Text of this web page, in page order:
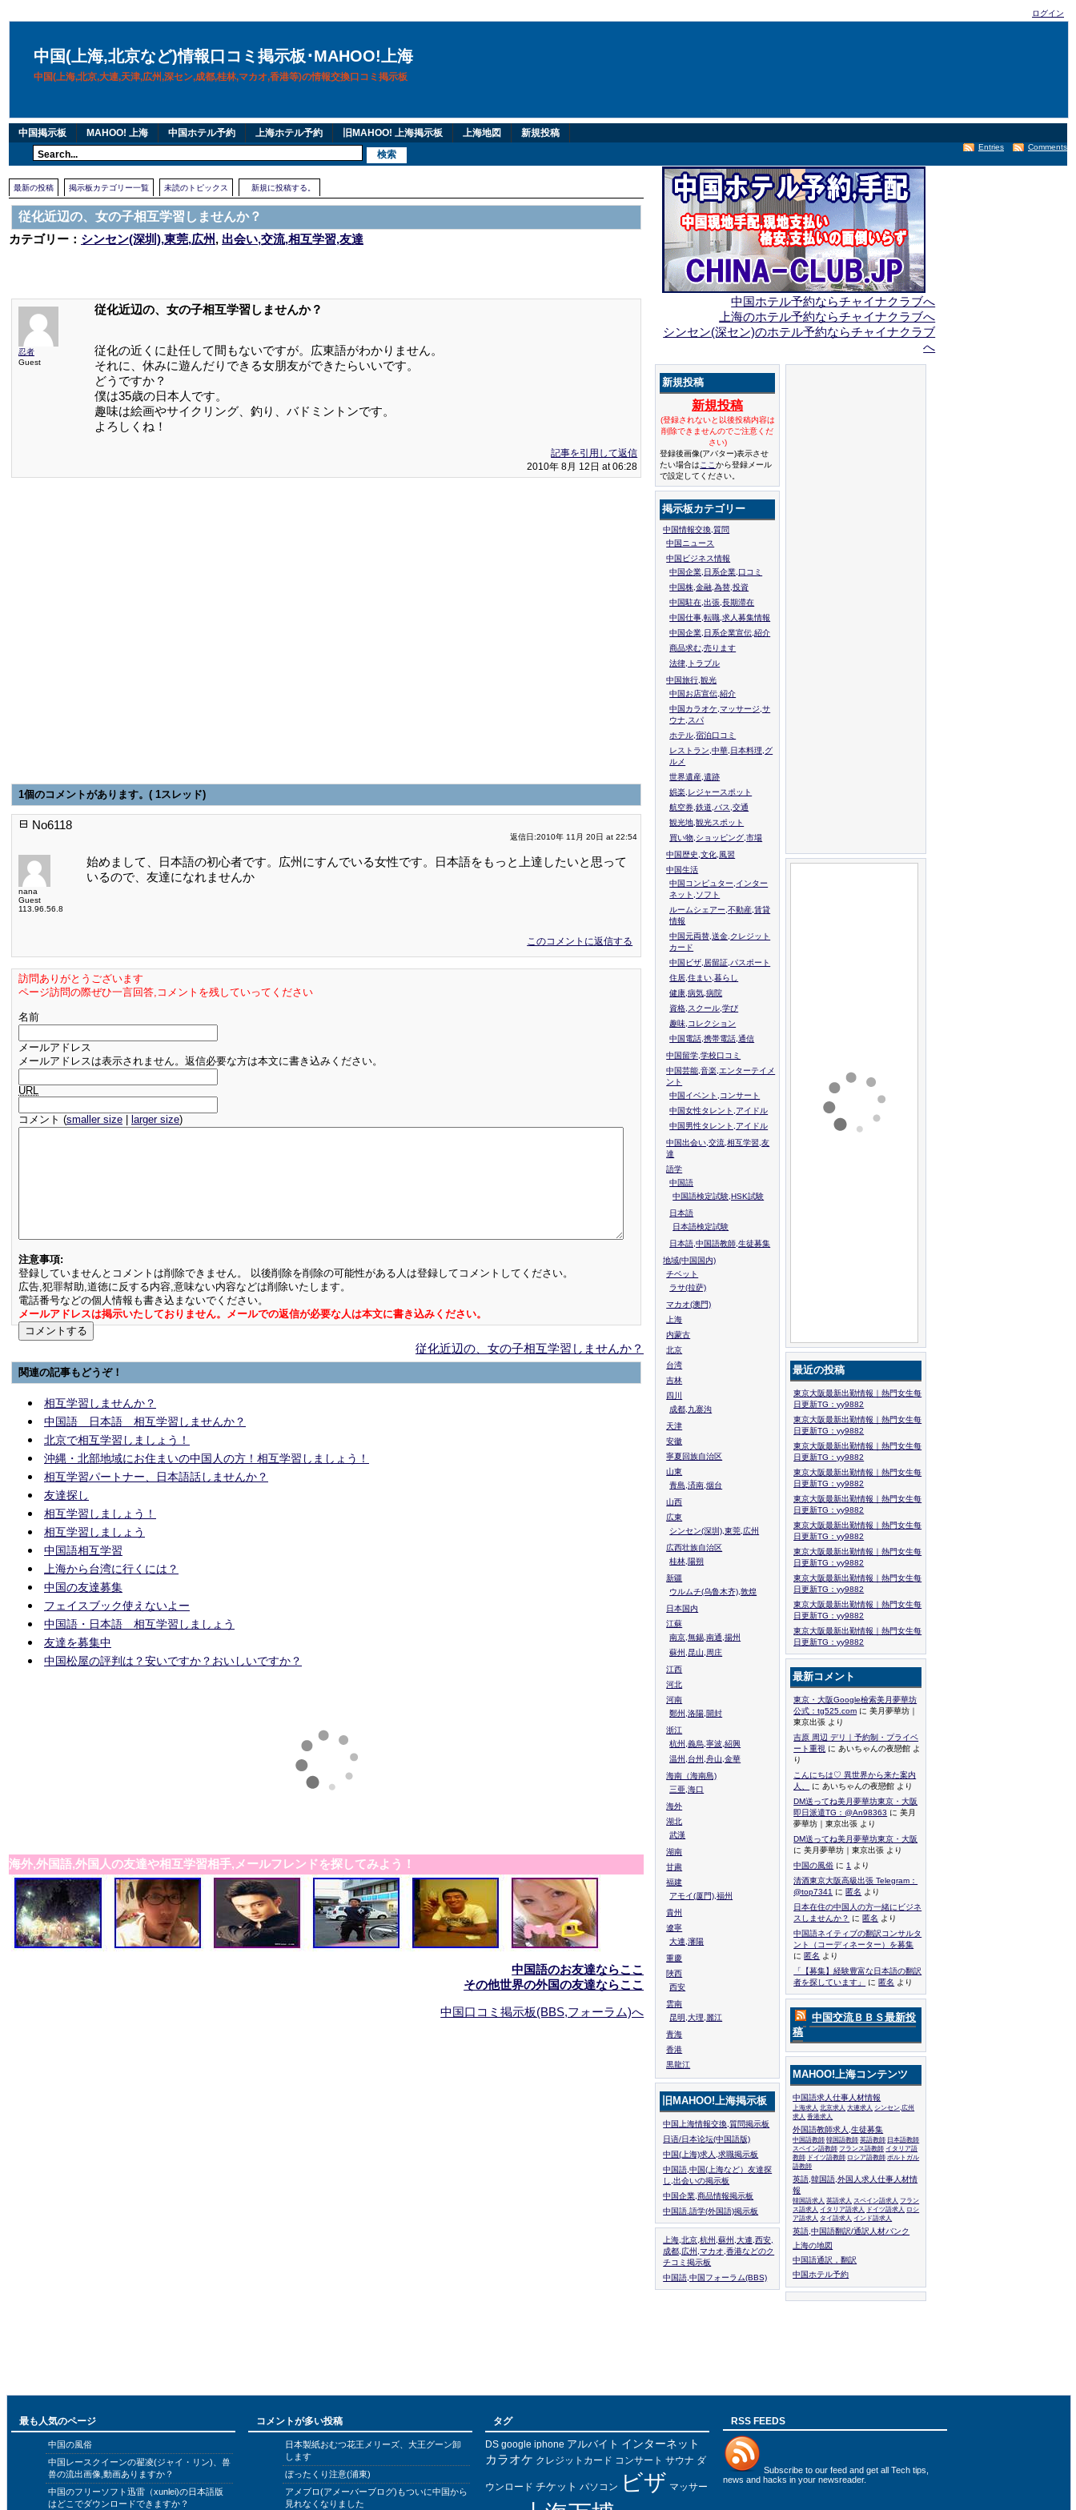
ログイン
中国(上海,北京など)情報口コミ掲示板･MAHOO!上海
中国(上海,北京,大連,天津,広州,深セン,成都,桂林,マカオ,香港等)の情報交換口コミ掲示板
中国掲示板 MAHOO! 上海 中国ホテル予約 上海ホテル予約 旧MAHOO! 上海掲示板 上海地図 新規投稿
Comments
Entries
最新の投稿 掲示板カテゴリー一覧 未読のトピックス 新規に投稿する。
従化近辺の、女の子相互学習しませんか？
カテゴリー： シンセン(深圳),東莞,広州, 出会い,交流,相互学習,友達
忍者
Guest
従化近辺の、女の子相互学習しませんか？
従化の近くに赴任して間もないですが。広東語がわかりません。
それに、休みに遊んだりできる女朋友ができたらいいです。
どうですか？
僕は35歳の日本人です。
趣味は絵画やサイクリング、釣り、バドミントンです。
よろしくね！
記事を引用して返信
2010年 8月 12日 at 06:28
1個のコメントがあります。( 1スレッド)
No6118
返信日:2010年 11月 20日 at 22:54
nana
Guest
113.96.56.8
始めまして、日本語の初心者です。広州にすんでいる女性です。日本語をもっと上達したいと思って
いるので、友達になれませんか
このコメントに返信する
訪問ありがとうございます
ページ訪問の際ぜひ一言回答,コメントを残していってください
名前
メールアドレス
メールアドレスは表示されません。返信必要な方は本文に書き込みください。
URL
コメント (smaller size larger size)
注意事項:
登録していませんとコメントは削除できません。 以後削除を削除の可能性がある人は登録してコメントしてください。
広告,犯罪幇助,道徳に反する内容,意味ない内容などは削除いたします。
電話番号などの個人情報も書き込まないでください。
メールアドレスは掲示いたしておりません。メールでの返信が必要な人は本文に書き込みください。
従化近辺の、女の子相互学習しませんか？
関連の記事もどうぞ！
相互学習しませんか？
中国語 日本語 相互学習しませんか？
北京で相互学習しましょう！
沖縄・北部地域にお住まいの中国人の方！相互学習しましょう！
相互学習パートナー、日本語話しませんか？
友達探し
相互学習しましょう！
相互学習しましょう
中国語相互学習
上海から台湾に行くには？
中国の友達募集
フェイスブック使えないよー
中国語・日本語 相互学習しましょう
友達を募集中
中国松屋の評判は？安いですか？おいしいですか？
海外,外国語,外国人の友達や相互学習相手,メールフレンドを探してみよう！
中国語のお友達ならここ
その他世界の外国の友達ならここ
中国口コミ掲示板(BBS,フォーラム)へ
中国ホテル予約ならチャイナクラブへ
上海のホテル予約ならチャイナクラブへ
シンセン(深セン)のホテル予約ならチャイナクラブ
へ
新規投稿
新規投稿
(登録されないと以後投稿内容は
削除できませんのでご注意くだ
さい)
登録後画像(アバター)表示させ
たい場合は ここから登録メール
で設定してください。
掲示板カテゴリー
中国情報交換,質問
中国ニュース
中国ビジネス情報
中国企業,日系企業,口コミ
中国株,金融,為替,投資
中国駐在,出張,長期滞在
中国仕事,転職,求人募集情報
中国企業,日系企業宣伝,紹介
商品求む,売ります
法律,トラブル
中国旅行,観光
中国お店宣伝,紹介
中国カラオケ,マッサージ,サ
ウナ,スパ
ホテル,宿泊口コミ
レストラン,中華,日本料理,グ
ルメ
世界遺産,遺跡
娯楽,レジャースポット
航空券,鉄道,バス,交通
観光地,観光スポット
買い物,ショッピング,市場
中国歴史,文化,風習
中国生活
中国コンピュター,インター
ネット,ソフト
ルームシェアー,不動産,賃貸
情報
中国元両替,送金,クレジット
カード
中国ビザ,居留証,パスポート
住居,住まい,暮らし
健康,病気,病院
資格,スクール,学び
趣味,コレクション
中国電話,携帯電話,通信
中国留学,学校口コミ
中国芸能,音楽,エンターテイメ
ント
中国イベント,コンサート
中国女性タレント,アイドル
中国男性タレント,アイドル
中国出会い,交流,相互学習,友
達
語学
中国語
中国語検定試験,HSK試験
日本語
日本語検定試験
日本語,中国語教師,生徒募集
地域(中国国内)
チベット
ラサ(拉萨)
マカオ(澳門)
上海
内蒙古
北京
台湾
吉林
四川
成都,九寨沟
天津
安徽
寧夏回族自治区
山東
青島,済南,烟台
山西
広東
シンセン(深圳),東莞,広州
広西壮族自治区
桂林,陽朔
新疆
ウルムチ(乌鲁木齐),敦煌
日本国内
江蘇
南京,無錫,南通,揚州
蘇州,昆山,周庄
江西
河北
河南
鄭州,洛陽,開封
浙江
杭州,義烏,寧波,紹興
温州,台州,舟山,金華
海南（海南島)
三亜,海口
海外
湖北
武漢
湖南
甘粛
福建
アモイ(厦門),福州
貴州
遼寧
大連,瀋陽
重慶
陜西
西安
雲南
昆明,大理,麗江
青海
香港
黒龍江
旧MAHOO!上海掲示板
中国上海情報交換,質問掲示板
日语/日本论坛(中国語版)
中国(上海)求人,求職掲示板
中国語,中国(上海など）友達探
し,出会いの掲示板
中国企業,商品情報掲示板
中国語.語学(外国語)掲示板
上海,北京,杭州,蘇州,大連,西安,
成都,広州,マカオ,香港などのク
チコミ掲示板
中国語,中国フォーラム(BBS)
最近の投稿
東京大阪最新出勤情報｜熱門女生每
日更新TG：yy9882
東京大阪最新出勤情報｜熱門女生每
日更新TG：yy9882
東京大阪最新出勤情報｜熱門女生每
日更新TG：yy9882
東京大阪最新出勤情報｜熱門女生每
日更新TG：yy9882
東京大阪最新出勤情報｜熱門女生每
日更新TG：yy9882
東京大阪最新出勤情報｜熱門女生每
日更新TG：yy9882
東京大阪最新出勤情報｜熱門女生每
日更新TG：yy9882
東京大阪最新出勤情報｜熱門女生每
日更新TG：yy9882
東京大阪最新出勤情報｜熱門女生每
日更新TG：yy9882
東京大阪最新出勤情報｜熱門女生每
日更新TG：yy9882
最新コメント
東京・大阪Google檢索美月夢華坊
公式：tg525.com に 美月夢華坊｜
東京出張 より
吉原 周辺 デリ｜予約制・プライベ
ート重視 に あいちゃんの夜戀館 よ
り
こんにちは♡ 異世界から来た案内
人、
に あいちゃんの夜戀館 より
DM送ってね美月夢華坊東京・大阪
即日派遣TG：@An98363 に 美月
夢華坊｜東京出張 より
DM送ってね美月夢華坊東京・大阪
に 美月夢華坊｜東京出張 より
中国の風俗 に 1
より
清酒東京大阪高級出張 Telegram：
@top7341 に 匿名 より
日本在住の中国人の方一緒にビジネ
スしませんか？ に 匿名 より
中国語ネイティブの翻訳コンサルタ
ント（コーディネーター）を募集
に 匿名 より
「【募集】経験豊富な日本語の翻訳
者を探しています」
に 匿名 より
中国交流ＢＢＳ最新投
稿
MAHOO!上海コンテンツ
中国語求人仕事人材情報
上海求人 北京求人 大連求人 シンセン,広州
求人 香港求人
外国語教師求人,生徒募集
中国語教師 韓国語教師 英語教師 日本語教師
スペイン語教師 フランス語教師 イタリア語
教師 ドイツ語教師 ロシア語教師 ポルトガル
語教師
英語,韓国語,外国人求人仕事人材情
報
韓国語求人 英語求人 スペイン語求人 フラン
ス語求人 イタリア語求人 ドイツ語求人 ロシ
ア語求人 タイ語求人 インド語求人
英語,中国語翻訳/通訳人材バンク
上海の地図
中国語通訳，翻訳
中国ホテル予約
最も人気のページ
中国の風俗
中国レースクイーンの翟凌(ジャイ・リン)、兽
兽の流出画像,動画ありますか？
中国のフリーソフト迅雷（xunlei)の日本語版
はどこでダウンロードできますか？
コメントが多い投稿
日本製紙おむつ花王メリーズ、大王グーン卸
します
ぼったくり注意(浦東)
アメブロ(アメーバーブログ)もついに中国から
見れなくなりました
タグ
DS google iphone アルバイト インターネット
カラオケ クレジットカード コンサート サウナ ダ
ウンロード チケット パソコン ビザ マッサー
RSS FEEDS
Subscribe to our feed and get all Tech tips,
news and hacks in your newsreader.